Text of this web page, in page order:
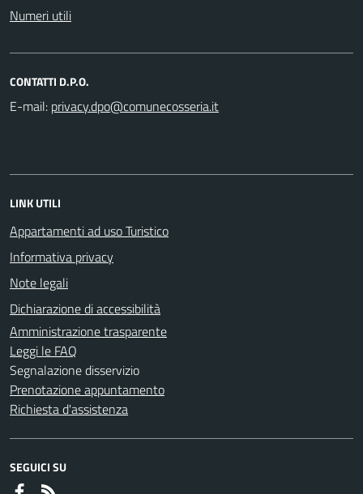
Numeri utili
CONTATTI D.P.O.
E-mail:
LINK UTILI
Appartamenti ad uso Turistico
Informativa privacy
Note legali
Dichiarazione di accessibilità
Amministrazione trasparente
Leggi le FAQ
Segnalazione disservizio
Prenotazione appuntamento
Richiesta d'assistenza
SEGUICI SU